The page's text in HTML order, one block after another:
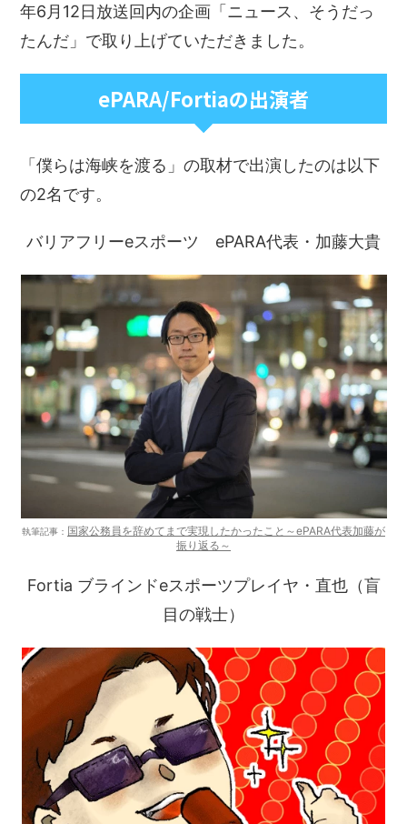
年6月12日放送回内の企画「ニュース、そうだっ
たんだ」で取り上げていただきました。
ePARA/Fortiaの出演者
「僕らは海峡を渡る」の取材で出演したのは以下
の2名です。
バリアフリーeスポーツ ePARA代表・加藤大貴
執筆記事： 国家公務員を辞めてまで実現したかったこと～ePARA代表加藤が
振り返る～
Fortia ブラインドeスポーツプレイヤ・直也（盲
目の戦士）